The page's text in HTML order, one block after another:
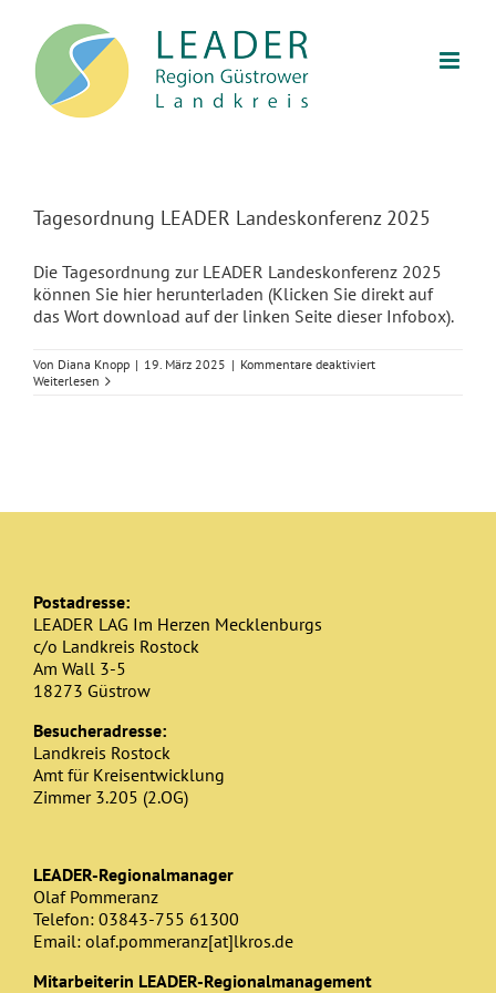
springen
Tagesordnung LEADER Landeskonferenz 2025
Die Tagesordnung zur LEADER Landeskonferenz 2025
können Sie hier herunterladen (Klicken Sie direkt auf
das Wort download auf der linken Seite dieser Infobox).
Von Diana Knopp | 19. März 2025 | Kommentare deaktiviertfür
Weiterlesen
Postadresse:
LEADER LAG Im Herzen Mecklenburgs
c/o Landkreis Rostock
Am Wall 3-5
18273 Güstrow
Besucheradresse:
Landkreis Rostock
Amt für Kreisentwicklung
Zimmer 3.205 (2.OG)
LEADER-Regionalmanager
Olaf Pommeranz
Telefon: 03843-755 61300
Email: olaf.pommeranz[at]lkros.de
Mitarbeiterin LEADER-Regionalmanagement